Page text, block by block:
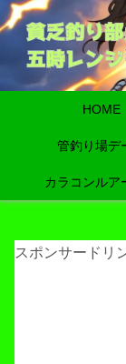
HOME
管釣り場デ
カラコンルア
スポンサードリ